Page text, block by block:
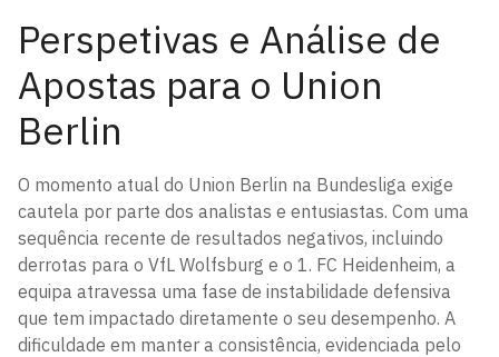
Perspetivas e Análise de
Apostas para o Union
Berlin
O momento atual do Union Berlin na Bundesliga exige
cautela por parte dos analistas e entusiastas. Com uma
sequência recente de resultados negativos, incluindo
derrotas para o VfL Wolfsburg e o 1. FC Heidenheim, a
equipa atravessa uma fase de instabilidade defensiva
que tem impactado diretamente o seu desempenho. A
dificuldade em manter a consistência, evidenciada pelo